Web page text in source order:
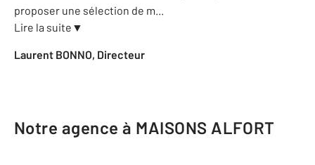
proposer une sélection de m...
Lire la suite ▼
Laurent BONNO, Directeur
Notre agence à MAISONS ALFORT